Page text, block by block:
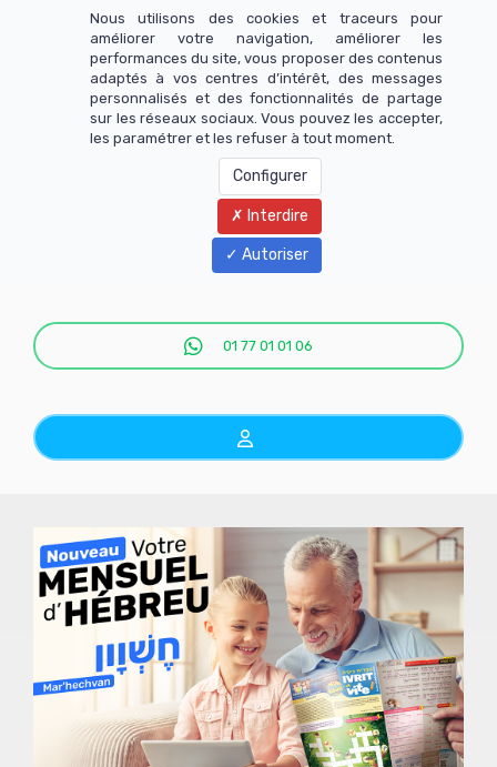
Menu
01 77 01 01 06
Nous utilisons des cookies et traceurs pour
améliorer votre navigation, améliorer les
performances du site, vous proposer des contenus
adaptés à vos centres d’intérêt, des messages
personnalisés et des fonctionnalités de partage
sur les réseaux sociaux. Vous pouvez les accepter,
les paramétrer et les refuser à tout moment.
Configurer
Interdire
Autoriser